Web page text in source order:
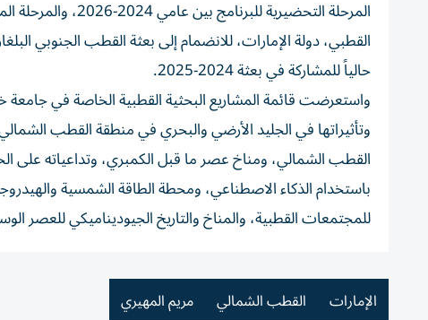
حالياً للمشاركة في بعثة 2024-2025.
واستعرضت قائمة المشاريع البحثية القطبية الخاصة في جامعة
وتأثيراتها في الجليد الأرضي والبحري في منطقة القطب
القطب الشمالي، ومناخ عصر ما قبل الكمبري، وتداعياته على
باستخدام الذكاء الاصطناعي، ومحطة الطاقة الشمسية
للمجتمعات القطبية، والمناخ والتاريخ الجيوديناميكي للعصر
الإمارات القطب الشمالي مريم المهيري